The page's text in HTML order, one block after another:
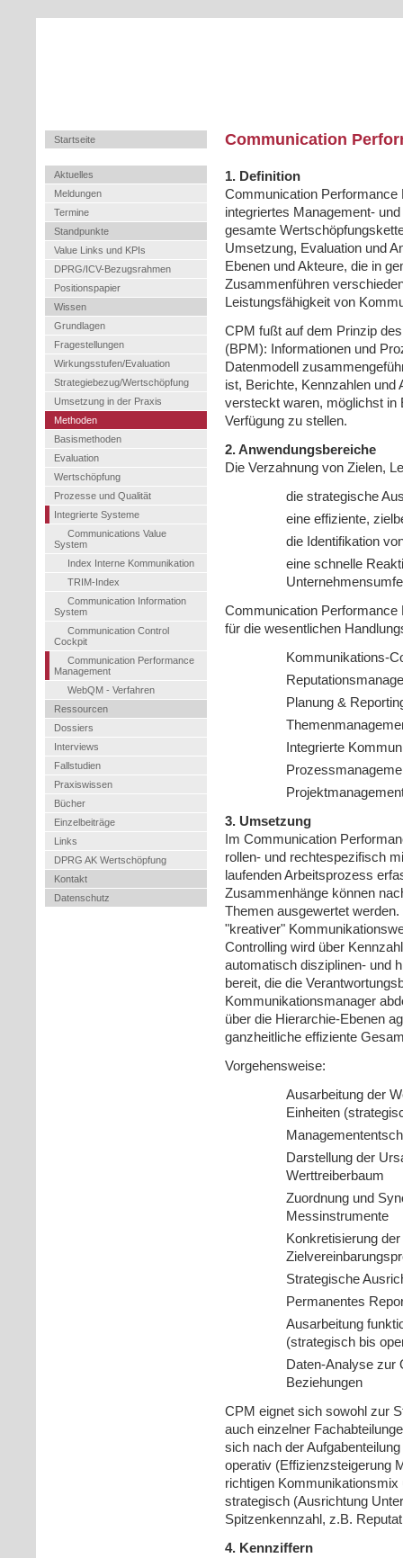
Startseite
Aktuelles
Meldungen
Termine
Standpunkte
Value Links und KPIs
DPRG/ICV-Bezugsrahmen
Positionspapier
Wissen
Grundlagen
Fragestellungen
Wirkungsstufen/Evaluation
Strategiebezug/Wertschöpfung
Umsetzung in der Praxis
Methoden
Basismethoden
Evaluation
Wertschöpfung
Prozesse und Qualität
Integrierte Systeme
Communications Value
System
Index Interne Kommunikation
TRIM-Index
Communication Information
System
Communication Control
Cockpit
Communication Performance
Management
WebQM - Verfahren
Ressourcen
Dossiers
Interviews
Fallstudien
Praxiswissen
Bücher
Einzelbeiträge
Links
DPRG AK Wertschöpfung
Kontakt
Datenschutz
Communication
1. Definition
Communication
integriertes Management-
gesamte
Umsetzung, Evaluation und
Ebenen und Akteure, die in
Zusammenführen
Leistungsfähigkeit von
CPM fußt auf dem Prinzip
(BPM): Informationen und
Datenmodell
ist, Berichte, Kennzahlen und
versteckt waren, möglichst
Verfügung zu stellen.
2. Anwendungsbereiche
Die Verzahnung von Zielen,
die strategische
eine effiziente,
die Identifikation
eine schnelle
Communication Performance
für die wesentlichen
Kommunikations-
Planung &
Integrierte
3. Umsetzung
Im Communication
rollen- und rechtespezifisch
laufenden Arbeitsprozess
Zusammenhänge können
Themen ausgewertet
"kreativer"
Controlling wird über
automatisch disziplinen- und
bereit, die die
Kommunikationsmanager
über die Hierarchie-Ebenen
ganzheitliche effiziente
Vorgehensweise:
Ausarbeitung der
Einheiten
Darstellung der
Werttreiberbaum
Zuordnung und
Messinstrumente
Konkretisierung
Strategische
Permanentes
Ausarbeitung
(strategisch bis
Daten-Analyse zur
Beziehungen
CPM eignet sich sowohl zur
auch einzelner
sich nach der
operativ (Effizienzsteigerung
richtigen
strategisch (Ausrichtung
Spitzenkennzahl, z.B.
4. Kennziffern